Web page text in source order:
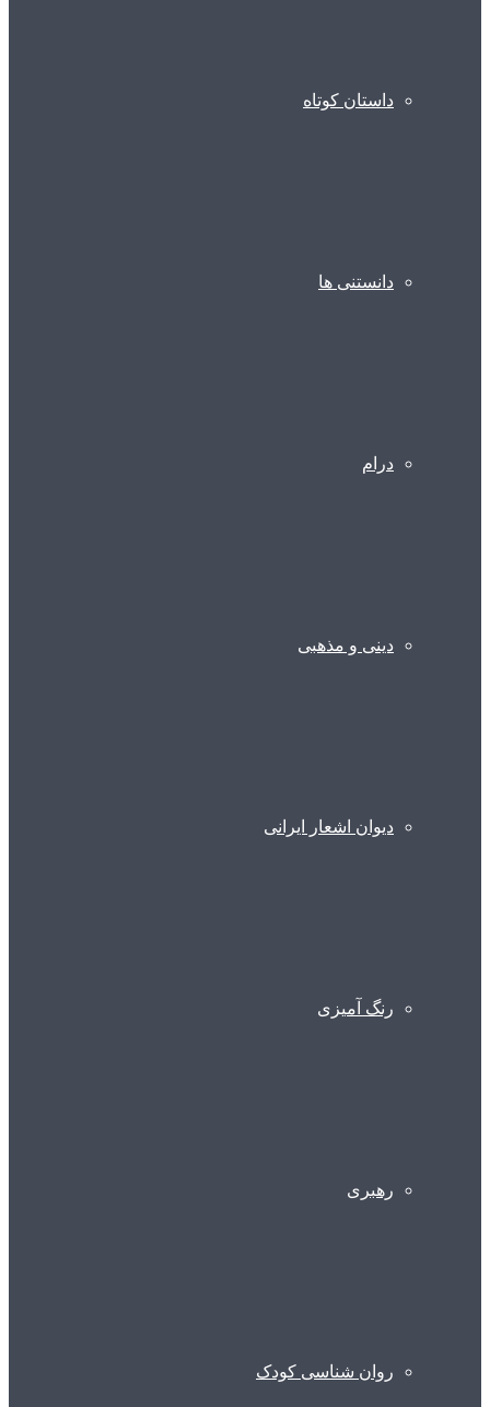
داستان کوتاه
دانستنی ها
درام
دینی و مذهبی
دیوان اشعار ایرانی
رنگ آمیزی
رهبری
روان شناسی کودک